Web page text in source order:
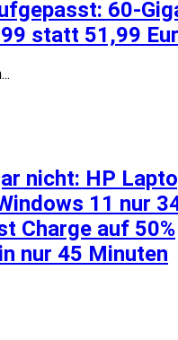
60-
statt 51,99
nicht: HP
11 nur
Charge auf 50%
nur 45 Minuten